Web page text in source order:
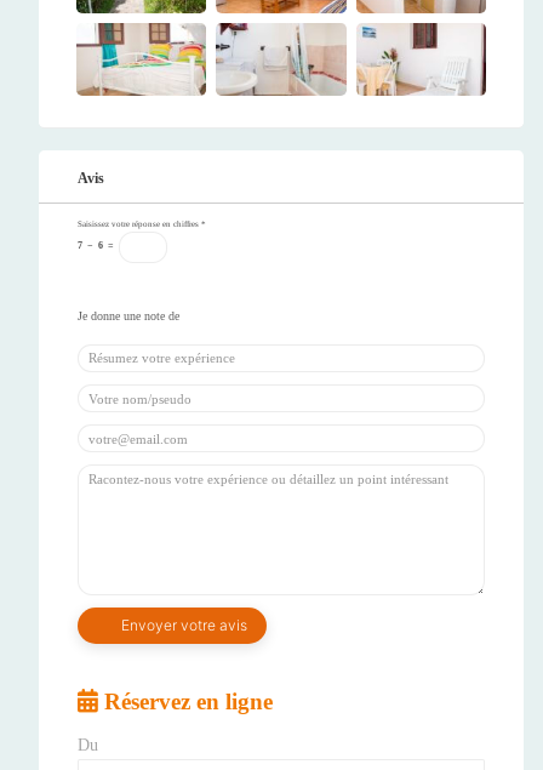
Avis
Saisissez votre réponse en chiffres *
7 − 6 =
Réservez en ligne
Du